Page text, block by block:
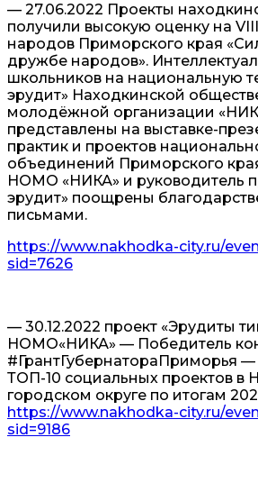
— 27.06.2022 Проекты
получили высокую оценку на
народов Приморского края
дружбе народов».
школьников на национальную
эрудит» Находкинской
молодёжной организации
представлены на выставке-
практик и проектов
объединений Приморского
НОМО «НИКА» и руководитель
эрудит» поощрены
письмами.
https://www.nakhodka-city.ru/
sid=7626
— 30.12.2022 проект «Эрудиты
НОМО«НИКА» — Победитель
#ГрантГубернатораПриморья —
ТОП-10 социальных проектов в
городском округе по итогам
https://www.nakhodka-city.ru/
sid=9186